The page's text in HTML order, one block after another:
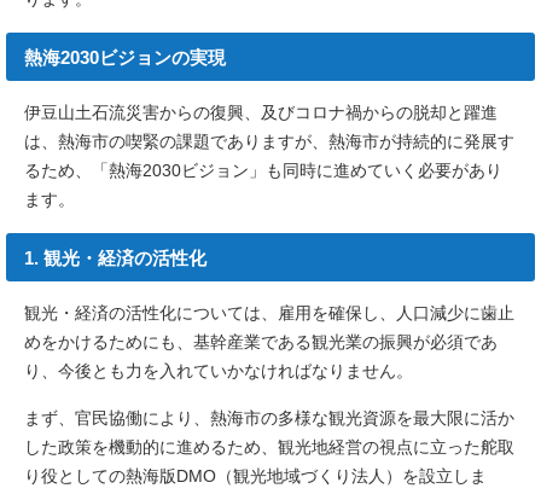
熱海2030ビジョンの実現
伊豆山土石流災害からの復興、及びコロナ禍からの脱却と躍進
は、熱海市の喫緊の課題でありますが、熱海市が持続的に発展す
るため、「熱海2030ビジョン」も同時に進めていく必要があり
ます。
1. 観光・経済の活性化
観光・経済の活性化については、雇用を確保し、人口減少に歯止
めをかけるためにも、基幹産業である観光業の振興が必須であ
り、今後とも力を入れていかなければなりません。
まず、官民協働により、熱海市の多様な観光資源を最大限に活か
した政策を機動的に進めるため、観光地経営の視点に立った舵取
り役としての熱海版DMO（観光地域づくり法人）を設立しま